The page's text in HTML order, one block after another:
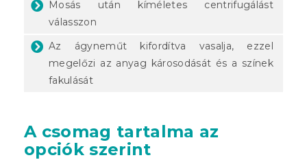
Mosás után kíméletes centrifugálást
válasszon
Az ágyneműt kifordítva vasalja, ezzel
megelőzi az anyag károsodását és a színek
fakulását
A csomag tartalma az
opciók szerint